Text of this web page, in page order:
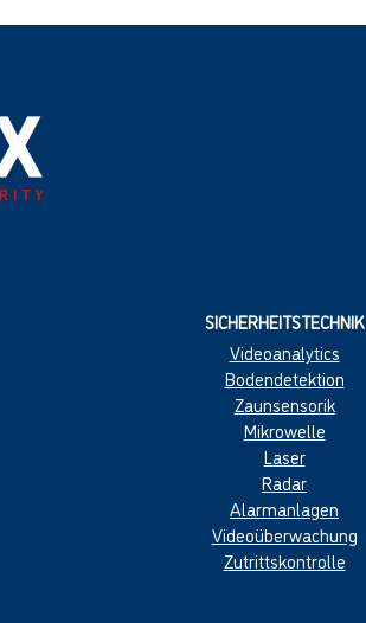
SICHERHEITSTECHNIK
Videoanalytics
Bodendetektion
Zaunsensorik
Mikrowelle
Laser
Radar
Alarmanlagen
Videoüberwachung
Zutrittskontrolle